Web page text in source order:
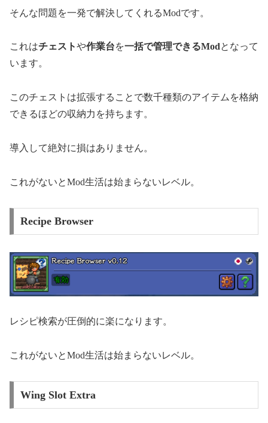
そんな問題を一発で解決してくれるModです。
これはチェストや作業台を一括で管理できるModとなって
います。
このチェストは拡張することで数千種類のアイテムを格納
できるほどの収納力を持ちます。
導入して絶対に損はありません。
これがないとMod生活は始まらないレベル。
Recipe Browser
レシピ検索が圧倒的に楽になります。
これがないとMod生活は始まらないレベル。
Wing Slot Extra